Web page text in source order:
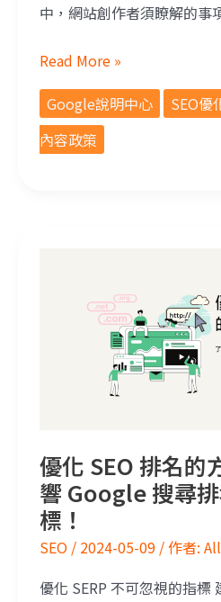
中，網站創作者須瞭解的事
Read More »
Google說明中心
SEO優
內容政策
優化 SEO 排名的
響 Google 搜尋
標！
SEO / 2024-05-09 / 作者:
優化 SERP 不可忽視的指標